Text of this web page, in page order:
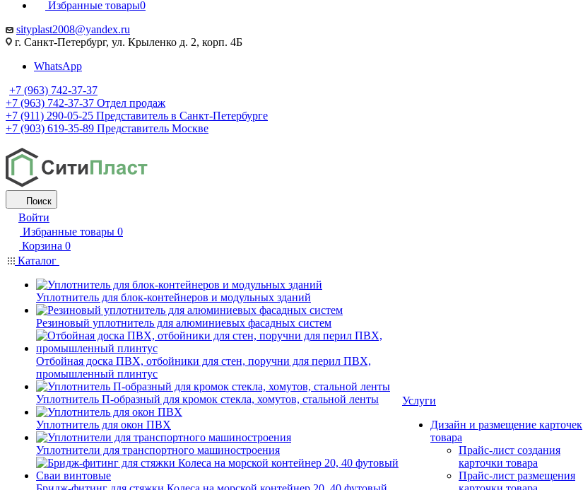
Избранные товары0
sityplast2008@yandex.ru
г. Санкт-Петербург, ул. Крыленко д. 2, корп. 4Б
WhatsApp
+7 (963) 742-37-37
+7 (963) 742-37-37 Отдел продаж
+7 (911) 290-05-25 Представитель в Санкт-Петербурге
+7 (903) 619-35-89 Представитель Москве
Поиск
Войти
Избранные товары 0
Корзина 0
Каталог
Уплотнитель для блок-контейнеров и модульных зданий
Резиновый уплотнитель для алюминиевых фасадных систем
Отбойная доска ПВХ, отбойники для стен, поручни для перил ПВХ,
промышленный плинтус
Уплотнитель П-образный для кромок стекла, хомутов, стальной ленты
Уплотнитель для окон ПВХ
Уплотнители для транспортного машиностроения
Услуги
Дизайн и размещение карточек
товара
Прайс-лист создания
карточки товара
Прайс-лист размещения